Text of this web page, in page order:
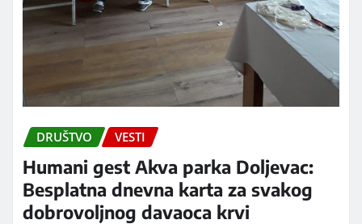
DRUŠTVO VESTI
Humani gest Akva parka Doljevac:
Besplatna dnevna karta za svakog
dobrovoljnog davaoca krvi